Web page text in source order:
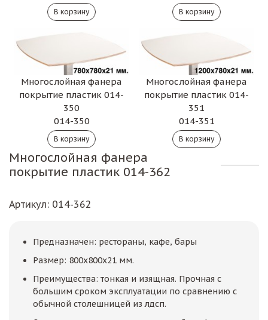
Многослойная фанера
покрытие пластик 014-
350
014-350
Многослойная фанера
покрытие пластик 014-
351
014-351
Многослойная фанера
покрытие пластик 014-362
Артикул: 014-362
Предназначен: рестораны, кафе, бары
Размер: 800х800х21 мм.
Преимущества: тонкая и изящная. Прочная с
большим сроком эксплуатации по сравнению с
обычной столешницей из лдсп.